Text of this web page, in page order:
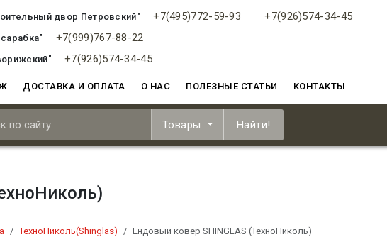
двор Петровский" +7(495)772-59-93 +7(926)574-34-45
+7(999)767-88-22
+7(926)574-34-45
ДОСТАВКА И ОПЛАТА О НАС ПОЛЕЗНЫЕ СТАТЬИ КОНТАКТЫ
Товары Найти!
ТехноНиколь(Shinglas) Ендовый ковер SHINGLAS (ТехноНиколь)